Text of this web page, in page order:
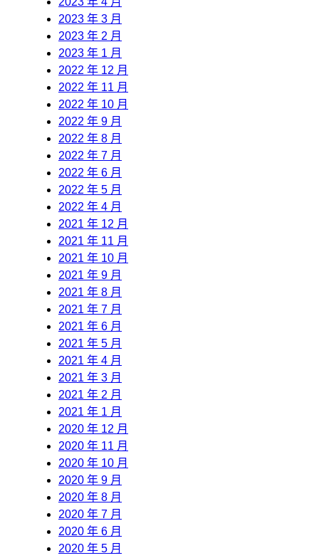
2023 年 3 月
2023 年 2 月
2023 年 1 月
2022 年 12 月
2022 年 11 月
2022 年 10 月
2022 年 9 月
2022 年 8 月
2022 年 7 月
2022 年 6 月
2022 年 5 月
2022 年 4 月
2021 年 12 月
2021 年 11 月
2021 年 10 月
2021 年 9 月
2021 年 8 月
2021 年 7 月
2021 年 6 月
2021 年 5 月
2021 年 4 月
2021 年 3 月
2021 年 2 月
2021 年 1 月
2020 年 12 月
2020 年 11 月
2020 年 10 月
2020 年 9 月
2020 年 8 月
2020 年 7 月
2020 年 6 月
2020 年 5 月